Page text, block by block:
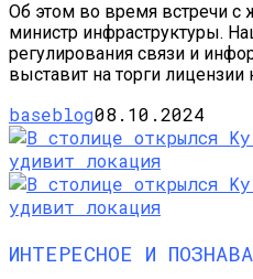
Об этом во время встречи с
министр инфраструктуры.
регулирования связи и
выставит на торги лицензии
baseblog08.10.2024
ИНТЕРЕСНОЕ И